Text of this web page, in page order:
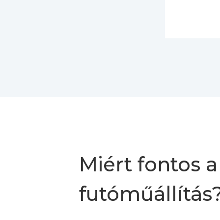
Miért fontos a